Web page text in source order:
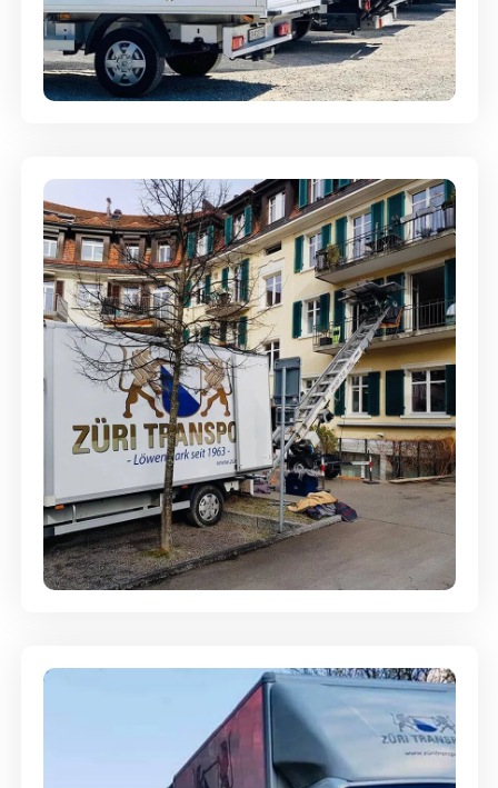
Möbellagerung - Alles sicher
aufbewahrt
Entsorgung & Räumung